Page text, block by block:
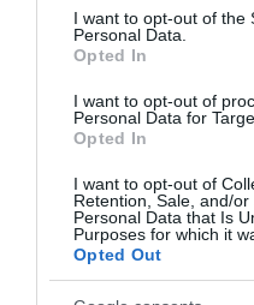
consent section.
I want to opt-out of the
Personal Data.
Opted In
I want to opt-out of
Personal Data for
Opted In
I want to opt-out of
Retention, Sale, and/
Personal Data that Is
Purposes for which it
Opted Out